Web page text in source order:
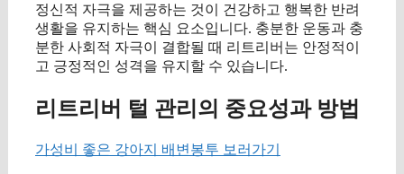
정신적 자극을 제공하는 것이 건강하고 행복한 반려
생활을 유지하는 핵심 요소입니다. 충분한 운동과 충
분한 사회적 자극이 결합될 때 리트리버는 안정적이
고 긍정적인 성격을 유지할 수 있습니다.
리트리버 털 관리의 중요성과 방법
가성비 좋은 강아지 배변봉투 보러가기